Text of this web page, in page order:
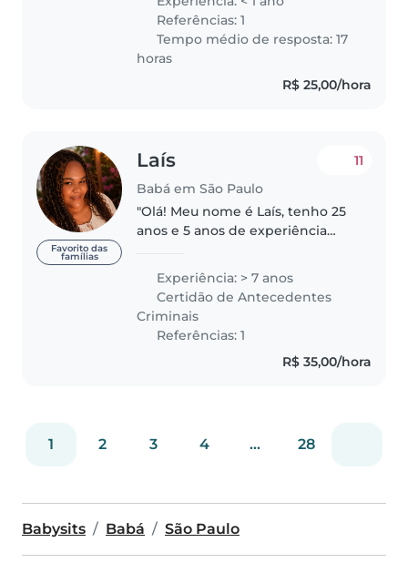
2nos) professora de reforço
Referências: 1
Tempo médio de resposta: 17
horas
R$ 25,00/hora
Favorito das
famílias
Laís
Babá em São Paulo
11
"Olá! Meu nome é Laís, tenho 25
anos e 5 anos de experiência
em formação como babá, com
cursos que incluem aleitamento
materno, primeiros socorros, Lei..
Experiência: > 7 anos
Certidão de Antecedentes
Criminais
Referências: 1
R$ 35,00/hora
1 2 3 4 ... 28
Babysits Babá São Paulo